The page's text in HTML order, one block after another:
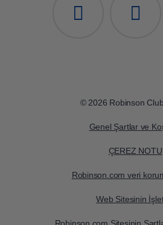
© 2026 Robinson
Genel Şartlar ve
ÇEREZ NOTU
Robinson.com veri
Web Sitesinin